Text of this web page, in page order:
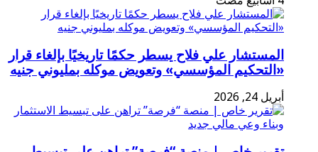
المستشار علي فلاح يسطر حكمًا تاريخيًا بإلغاء قرار
«التحكيم المؤسسي» وتعويض موكله بمليوني جنيه
أبريل 24, 2026